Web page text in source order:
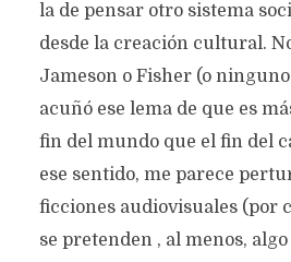
la de pensar otro sistema
desde la creación cultural.
Jameson o Fisher (o
acuñó ese lema de que es
fin del mundo que el fin del
ese sentido, me parece
ficciones audiovisuales (por
se pretenden , al menos,